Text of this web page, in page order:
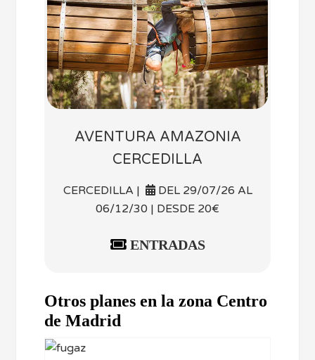
AVENTURA AMAZONIA
CERCEDILLA
CERCEDILLA |
DEL 29/07/26 AL
06/12/30 | DESDE 20€
ENTRADAS
Otros planes en la zona Centro
de Madrid